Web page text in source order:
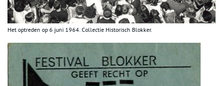
Het optreden op 6 juni 1964. Collectie Historisch Blokker.